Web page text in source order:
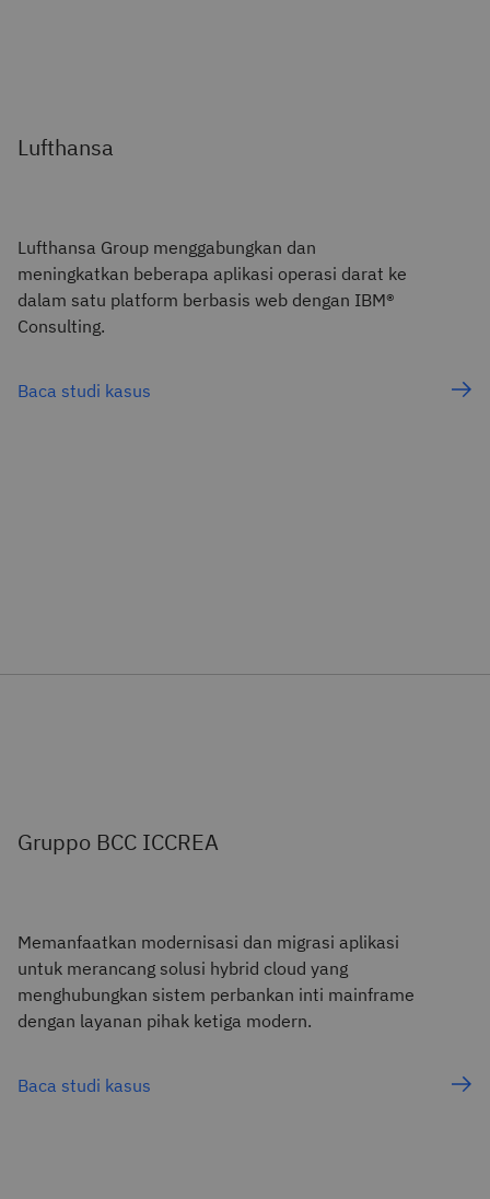
Lufthansa
Lufthansa Group menggabungkan dan
meningkatkan beberapa aplikasi operasi darat ke
dalam satu platform berbasis web dengan IBM®
Consulting.
Baca studi kasus
Gruppo BCC ICCREA
Memanfaatkan modernisasi dan migrasi aplikasi
untuk merancang solusi hybrid cloud yang
menghubungkan sistem perbankan inti mainframe
dengan layanan pihak ketiga modern.
Baca studi kasus